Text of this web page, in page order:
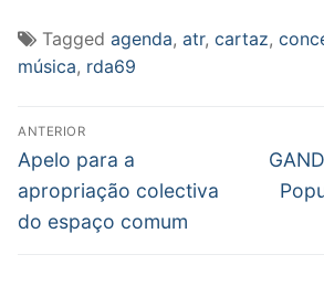
Tagged agenda, atr, cartaz,
música, rda69
Post
navigation
ANTERIOR
Previous
post:
Apelo para a
apropriação colectiva
do espaço comum
Next
post: